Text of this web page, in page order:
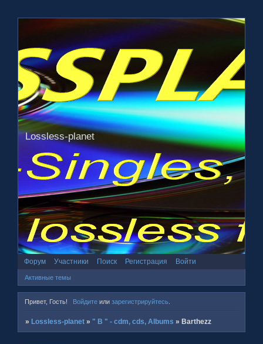
Lossless-planet
Форум Участники Поиск Регистрация Войти
Активные темы
Привет, Гость! Войдитеили зарегистрируйтесь.
» Lossless-planet » " B " - cdm, cds, Albums » Barthezz